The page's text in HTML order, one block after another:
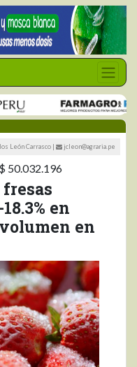
León Carrasco | jcleon@agraria.pe
50.032.196
en
en